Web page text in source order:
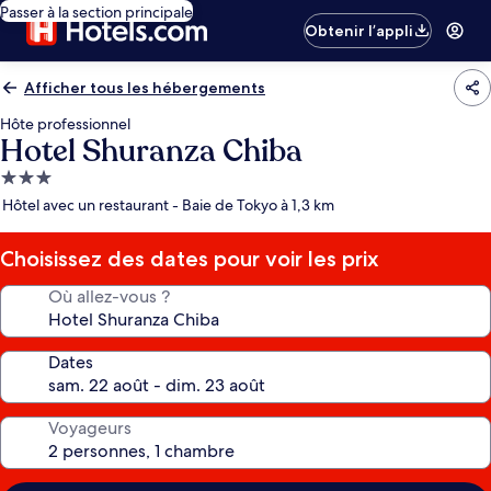
Passer à la section principale
Obtenir l’appli
Afficher tous les hébergements
Hôte professionnel
Hotel Shuranza Chiba
Hébergement
3.0 étoiles
Hôtel avec un restaurant - Baie de Tokyo à 1,3 km
Choisissez des dates pour voir les prix
Où allez-vous ?
Dates
Voyageurs